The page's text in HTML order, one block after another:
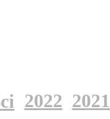
2021
2022